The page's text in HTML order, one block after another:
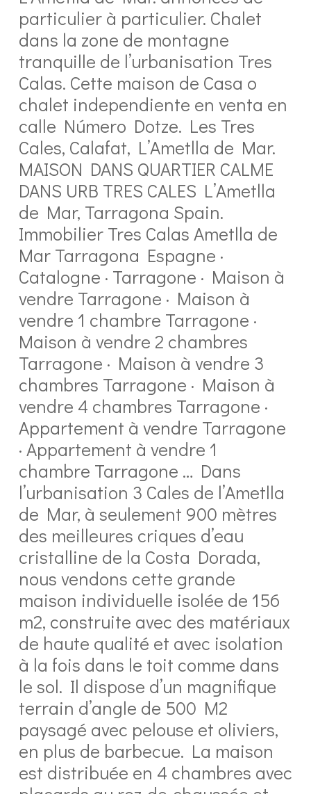
particulier à particulier. Chalet
dans la zone de montagne
tranquille de l’urbanisation Tres
Calas. Cette maison de Casa o
chalet independiente en venta en
calle Número Dotze. Les Tres
Cales, Calafat, L’Ametlla de Mar.
MAISON DANS QUARTIER CALME
DANS URB TRES CALES L’Ametlla
de Mar, Tarragona Spain.
Immobilier Tres Calas Ametlla de
Mar Tarragona Espagne ·
Catalogne · Tarragone · Maison à
vendre Tarragone · Maison à
vendre 1 chambre Tarragone ·
Maison à vendre 2 chambres
Tarragone · Maison à vendre 3
chambres Tarragone · Maison à
vendre 4 chambres Tarragone ·
Appartement à vendre Tarragone
· Appartement à vendre 1
chambre Tarragone … Dans
l’urbanisation 3 Cales de l’Ametlla
de Mar, à seulement 900 mètres
des meilleures criques d’eau
cristalline de la Costa Dorada,
nous vendons cette grande
maison individuelle isolée de 156
m2, construite avec des matériaux
de haute qualité et avec isolation
à la fois dans le toit comme dans
le sol. Il dispose d’un magnifique
terrain d’angle de 500 M2
paysagé avec pelouse et oliviers,
en plus de barbecue. La maison
est distribuée en 4 chambres avec